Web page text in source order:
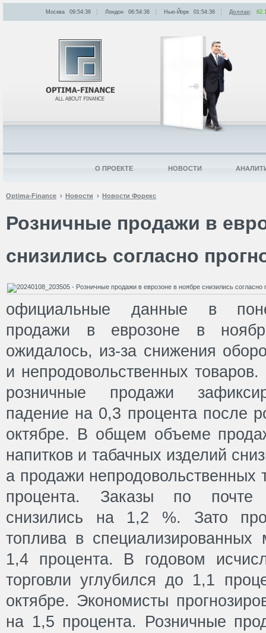
Optima-Finance Новости Новости Форекс
Розничные продажи в
снизились согласно
официальные данные в
продажи в еврозоне в
ожидалось, из-за снижения
и непродовольственных
розничные продажи
падение на 0,3 процента после
октябре. В общем объеме
напитков и табачных изделий
а продажи непродовольственных
процента. Заказы по почте
снизились на 1,2 %. Зато
топлива в специализированных
1,4 процента. В годовом
торговли углубился до 1,1
октябре. Экономисты
на 1,5 процента. Розничные
Москва 09:54:36 Лондон 06:54:36 Нью-Йорк 01:54:36 Доллар:
О ПРОЕКТЕ НОВОСТИ